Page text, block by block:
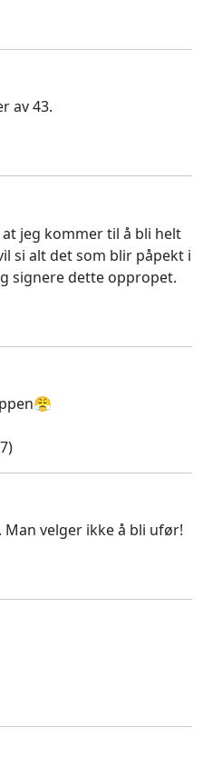
av 43.
jeg kommer til å bli helt
si alt det som blir påpekt i
signere dette oppropet.
velger ikke å bli ufør!